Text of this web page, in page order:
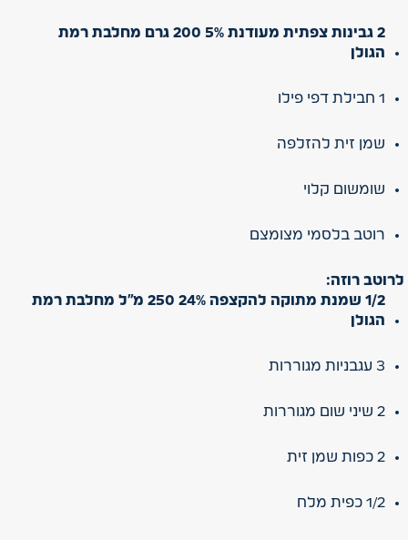
2 גבינות צפתית מעודנת 5% 200 גרם מחלבת רמת
הגולן
1 חבילת דפי פילו
שמן זית להזלפה
שומשום קלוי
רוטב בלסמי מצומצם
לרוטב רוזה:
1/2 שמנת מתוקה להקצפה 24% 250 מ"ל מחלבת רמת
הגולן
3 עגבניות מגוררות
2 שיני שום מגוררות
2 כפות שמן זית
1/2 כפית מלח